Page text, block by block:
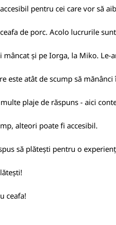
pentru cei care vor să
de porc. Acolo lucrurile
mâncat și pe Iorga, la Miko.
este atât de scump să
plaje de răspuns - aici
alteori poate fi accesibil.
să plătești pentru o
ceafa!